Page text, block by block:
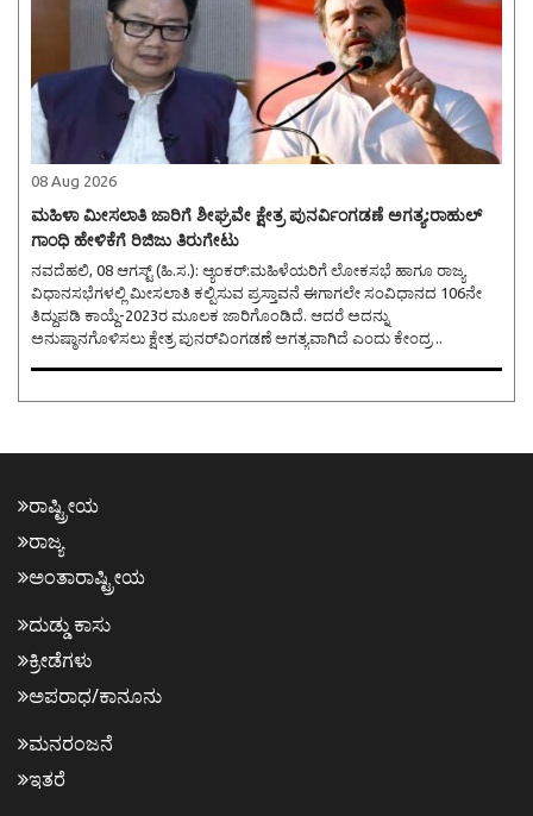
08 Aug 2026
ಮಹಿಳಾ ಮೀಸಲಾತಿ ಜಾರಿಗೆ ಶೀಘ್ರವೇ ಕ್ಷೇತ್ರ ಪುನರ್ವಿಂಗಡಣೆ ಅಗತ್ಯ:ರಾಹುಲ್
ಗಾಂಧಿ ಹೇಳಿಕೆಗೆ ರಿಜಿಜು ತಿರುಗೇಟು
ನವದೆಹಲಿ, 08 ಆಗಸ್ಟ್ (ಹಿ.ಸ.): ಆ್ಯಂಕರ್:ಮಹಿಳೆಯರಿಗೆ ಲೋಕಸಭೆ ಹಾಗೂ ರಾಜ್ಯ
ವಿಧಾನಸಭೆಗಳಲ್ಲಿ ಮೀಸಲಾತಿ ಕಲ್ಪಿಸುವ ಪ್ರಸ್ತಾವನೆ ಈಗಾಗಲೇ ಸಂವಿಧಾನದ 106ನೇ
ತಿದ್ದುಪಡಿ ಕಾಯ್ದೆ-2023ರ ಮೂಲಕ ಜಾರಿಗೊಂಡಿದೆ. ಆದರೆ ಅದನ್ನು
ಅನುಷ್ಠಾನಗೊಳಿಸಲು ಕ್ಷೇತ್ರ ಪುನರ್‌ವಿಂಗಡಣೆ ಅಗತ್ಯವಾಗಿದೆ ಎಂದು ಕೇಂದ್ರ ..
ರಾಷ್ಟ್ರೀಯ
ರಾಜ್ಯ
ಅಂತಾರಾಷ್ಟ್ರೀಯ
ದುಡ್ಡು ಕಾಸು
ಕ್ರೀಡೆಗಳು
ಅಪರಾಧ/ಕಾನೂನು
ಮನರಂಜನೆ
ಇತರೆ